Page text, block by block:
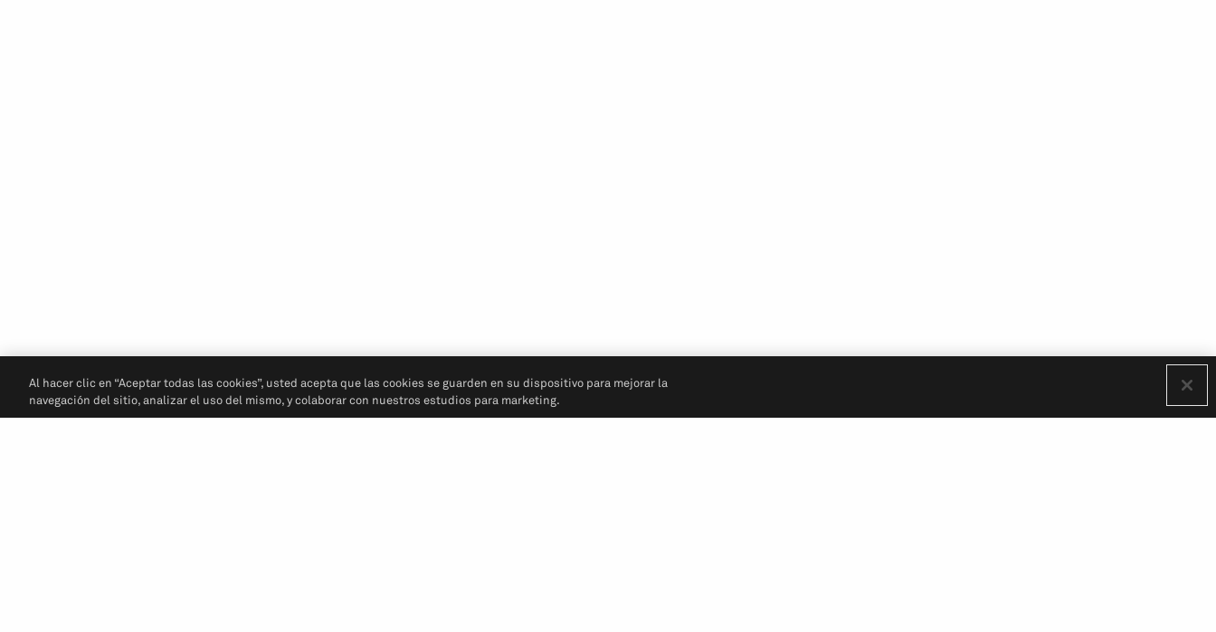
Al hacer clic en “Aceptar todas las cookies”, usted acepta que las cookies se guarden en su dispositivo para mejorar la
navegación del sitio, analizar el uso del mismo, y colaborar con nuestros estudios para marketing.